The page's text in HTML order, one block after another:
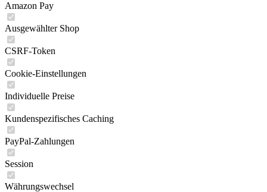
Amazon Pay
Ausgewählter Shop
CSRF-Token
Cookie-Einstellungen
Individuelle Preise
Kundenspezifisches Caching
PayPal-Zahlungen
Session
Währungswechsel